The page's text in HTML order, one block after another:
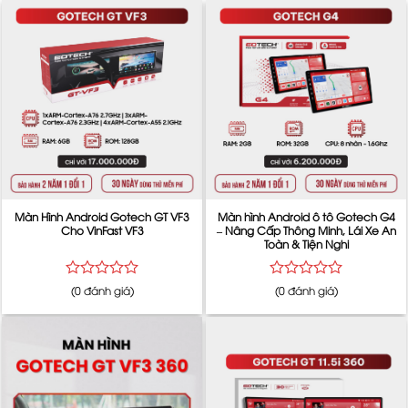
Màn Hình Android Gotech GT VF3
Cho VinFast VF3
Được
hạng
5
sao
(0 đánh giá)
Màn hình Android ô tô Gotech G4
– Nâng Cấp Thông Minh, Lái Xe An
Toàn & Tiện Nghi
Được
hạng
sao
(0 đánh giá)